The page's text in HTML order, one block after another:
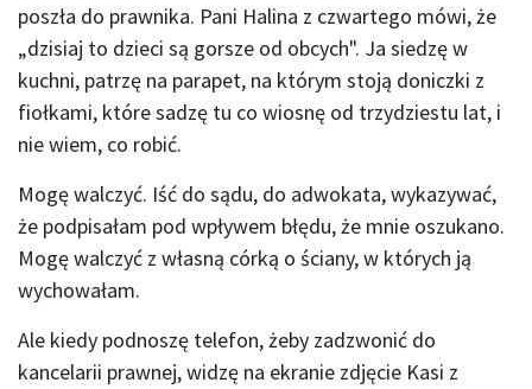
poszła do prawnika. Pani Halina z czwartego mówi, że
„dzisiaj to dzieci są gorsze od obcych". Ja siedzę w
kuchni, patrzę na parapet, na którym stoją doniczki z
fiołkami, które sadzę tu co wiosnę od trzydziestu lat, i
nie wiem, co robić.
Mogę walczyć. Iść do sądu, do adwokata, wykazywać,
że podpisałam pod wpływem błędu, że mnie oszukano.
Mogę walczyć z własną córką o ściany, w których ją
wychowałam.
Ale kiedy podnoszę telefon, żeby zadzwonić do
kancelarii prawnej, widzę na ekranie zdjęcie Kasi z